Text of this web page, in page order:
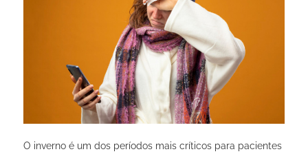
O inverno é um dos períodos mais críticos para pacientes